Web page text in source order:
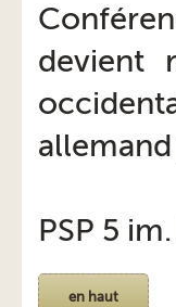
devient
PSP 5
en haut